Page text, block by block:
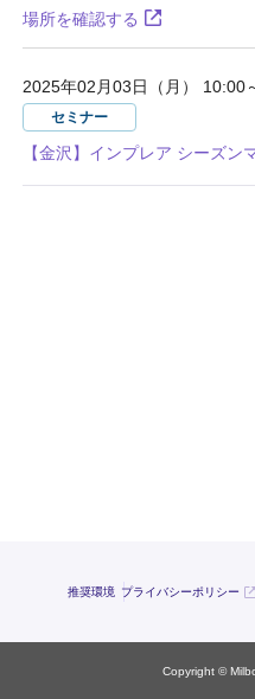
場所を確認する
2025年02月03日（月） 10:00
セミナー
【金沢】インプレア シーズ
推奨環境 プライバシーポリシー
Copyright ©